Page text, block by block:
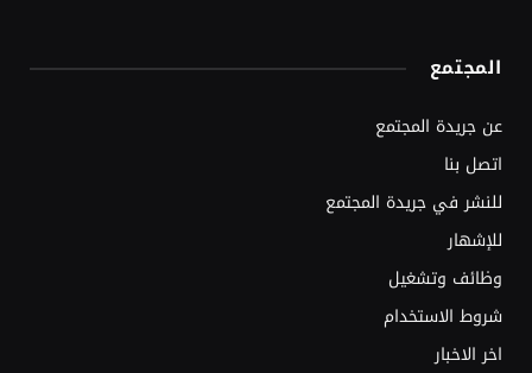
المجتمع
عن جريدة المجتمع
اتصل بنا
للنشر في جريدة المجتمع
للإشهار
وظائف وتشغيل
شروط الاستخدام
اخر الاخبار